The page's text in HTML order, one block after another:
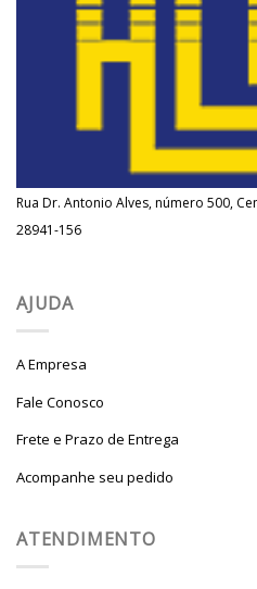
Rua Dr. Antonio Alves, número 500,
28941-156
AJUDA
A Empresa
Fale Conosco
Frete e Prazo de Entrega
Acompanhe seu pedido
ATENDIMENTO